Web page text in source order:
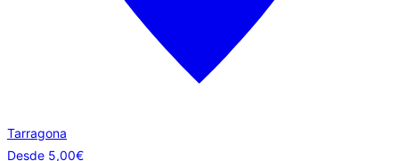
Tarragona
Desde 5,00€